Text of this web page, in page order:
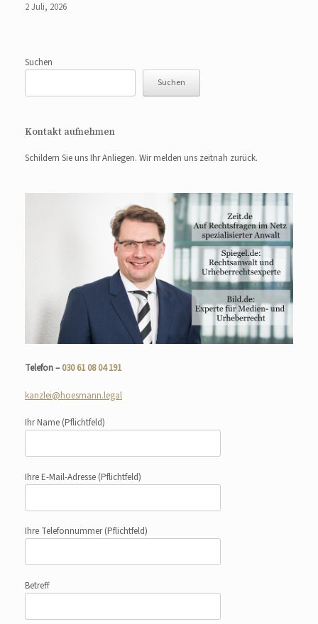
2 Juli, 2026
Suchen
Suchen
Kontakt aufnehmen
Schildern Sie uns Ihr Anliegen. Wir melden uns zeitnah zurück.
Telefon –030 61 08 04 191
kanzlei@hoesmann.legal
Ihr Name (Pflichtfeld)
Ihre E-Mail-Adresse (Pflichtfeld)
Ihre Telefonnummer(Pflichtfeld)
Betreff